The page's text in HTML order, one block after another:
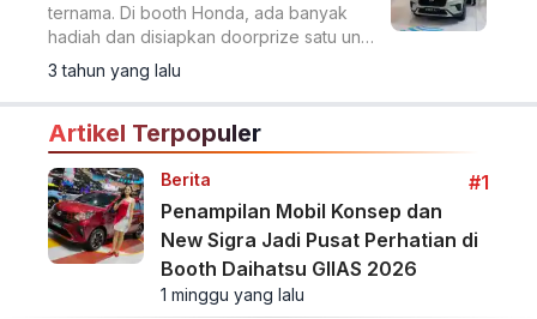
ternama. Di booth Honda, ada banyak
hadiah dan disiapkan doorprize satu unit
Brio Satya bagi yang beruntung.
3 tahun yang lalu
Artikel Terpopuler
Berita
#1
Penampilan Mobil Konsep dan
New Sigra Jadi Pusat Perhatian di
Booth Daihatsu GIIAS 2026
1 minggu yang lalu